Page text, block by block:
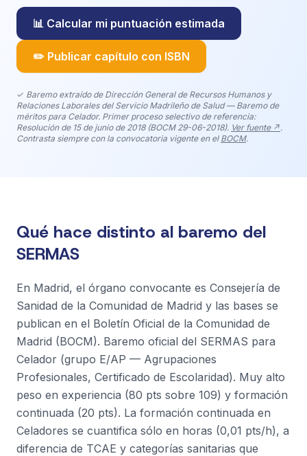
📊 Calcular mi puntuación estimada
✏️ Publicar capítulo con ISBN
✓ Baremo extraído de Dirección General de Recursos Humanos y
Relaciones Laborales del Servicio Madrileño de Salud — Baremo de
méritos para Celador. Primer proceso selectivo de referencia:
Resolución de 15 de junio de 2018 (BOCM 29-06-2018). Ver fuente ↗.
Contrasta siempre con la convocatoria vigente en el BOCM.
Qué hace distinto al baremo del
SERMAS
En Madrid, el órgano convocante es Consejería de
Sanidad de la Comunidad de Madrid y las bases se
publican en el Boletín Oficial de la Comunidad de
Madrid (BOCM). Baremo oficial del SERMAS para
Celador (grupo E/AP — Agrupaciones
Profesionales, Certificado de Escolaridad). Muy alto
peso en experiencia (80 pts sobre 109) y formación
continuada (20 pts). La formación continuada en
Celadores se cuantifica sólo en horas (0,01 pts/h), a
diferencia de TCAE y categorías sanitarias que